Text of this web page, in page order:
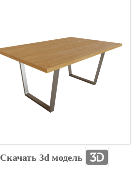
Скачать 3d модель